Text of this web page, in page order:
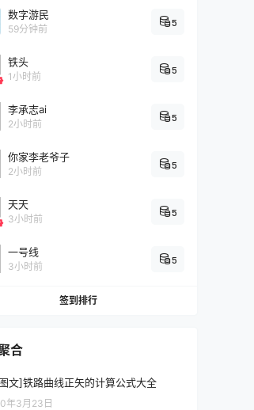
数字游民
59分钟前
5
铁头
1小时前
5
李承志ai
2小时前
5
你家李老爷子
2小时前
5
天天
3小时前
5
一号线
3小时前
5
签到排行
合
文]铁路曲线正矢的计算公式大全
年3月23日